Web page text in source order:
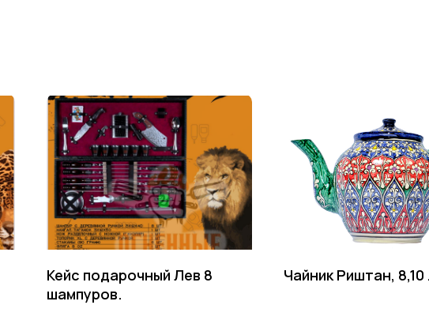
Кейс подарочный Лев 8
шампуров.
Чайник Риштан, 8,10